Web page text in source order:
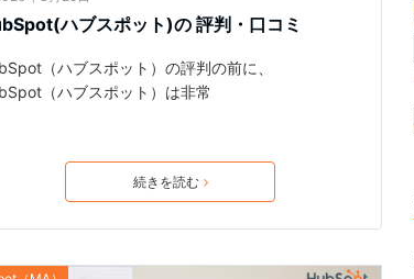
ハブスポット)の 評判・口コミ
（ハブスポット）の評判の前に、
（ハブスポット）は非常
続きを読む